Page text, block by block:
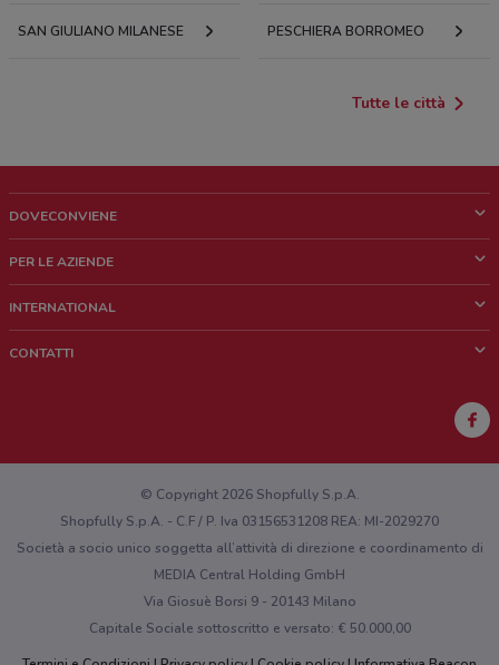
SAN GIULIANO MILANESE PESCHIERA BORROMEO
Tutte le città
DOVECONVIENE
Chi siamo
Lavora con noi
PER LE AZIENDE
Richieste commerciali e marketing
INTERNATIONAL
CONTATTI
Hai un malfunzionamento sul web o sull'app?
© Copyright 2026 Shopfully S.p.A.
Shopfully S.p.A. - C.F / P. Iva 03156531208 REA: MI-2029270
Società a socio unico soggetta all’attività di direzione e coordinamento di
MEDIA Central Holding GmbH
Via Giosuè Borsi 9 - 20143 Milano
Capitale Sociale sottoscritto e versato: € 50.000,00